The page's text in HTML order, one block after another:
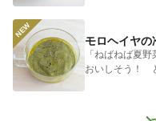
モロヘイヤの
「ねばねば夏
おいしそう！